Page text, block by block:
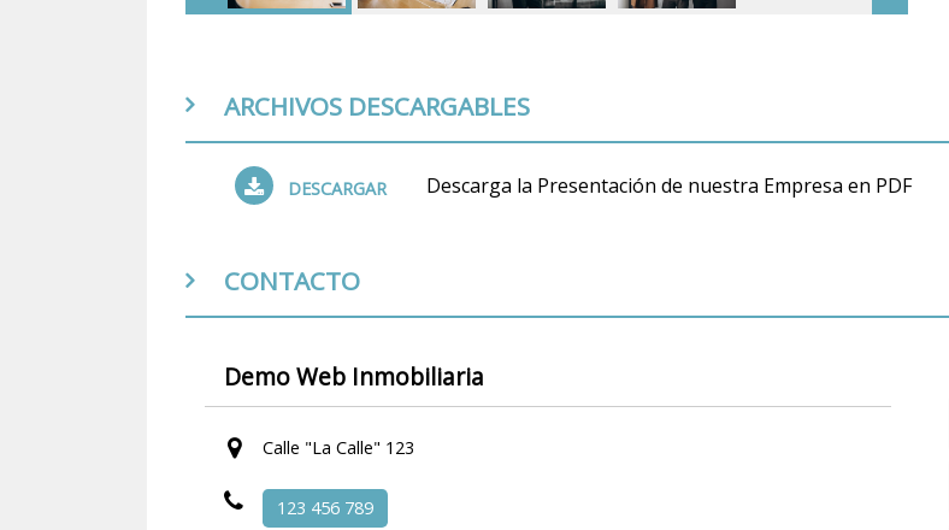
ARCHIVOS DESCARGABLES
DESCARGAR Descarga la Presentación de nuestra Empresa en PDF
CONTACTO
Demo Web Inmobiliaria
Calle "La Calle" 123
123 456 789